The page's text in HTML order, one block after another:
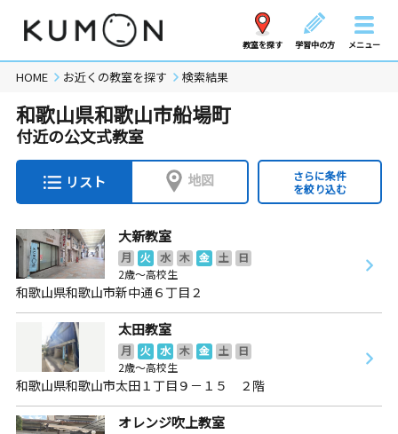
教室を探す 学習中の方 メニュー
HOME お近くの教室を探す 検索結果
和歌山県和歌山市船場町
付近の公文式教室
リスト 地図
さらに条件
を絞り込む
大新教室
月 火 水 木 金 土
日
2歳～高校生
和歌山県和歌山市新中通６丁目２
太田教室
月 火 水 木 金 土
日
2歳～高校生
和歌山県和歌山市太田１丁目９－１５ ２階
オレンジ吹上教室